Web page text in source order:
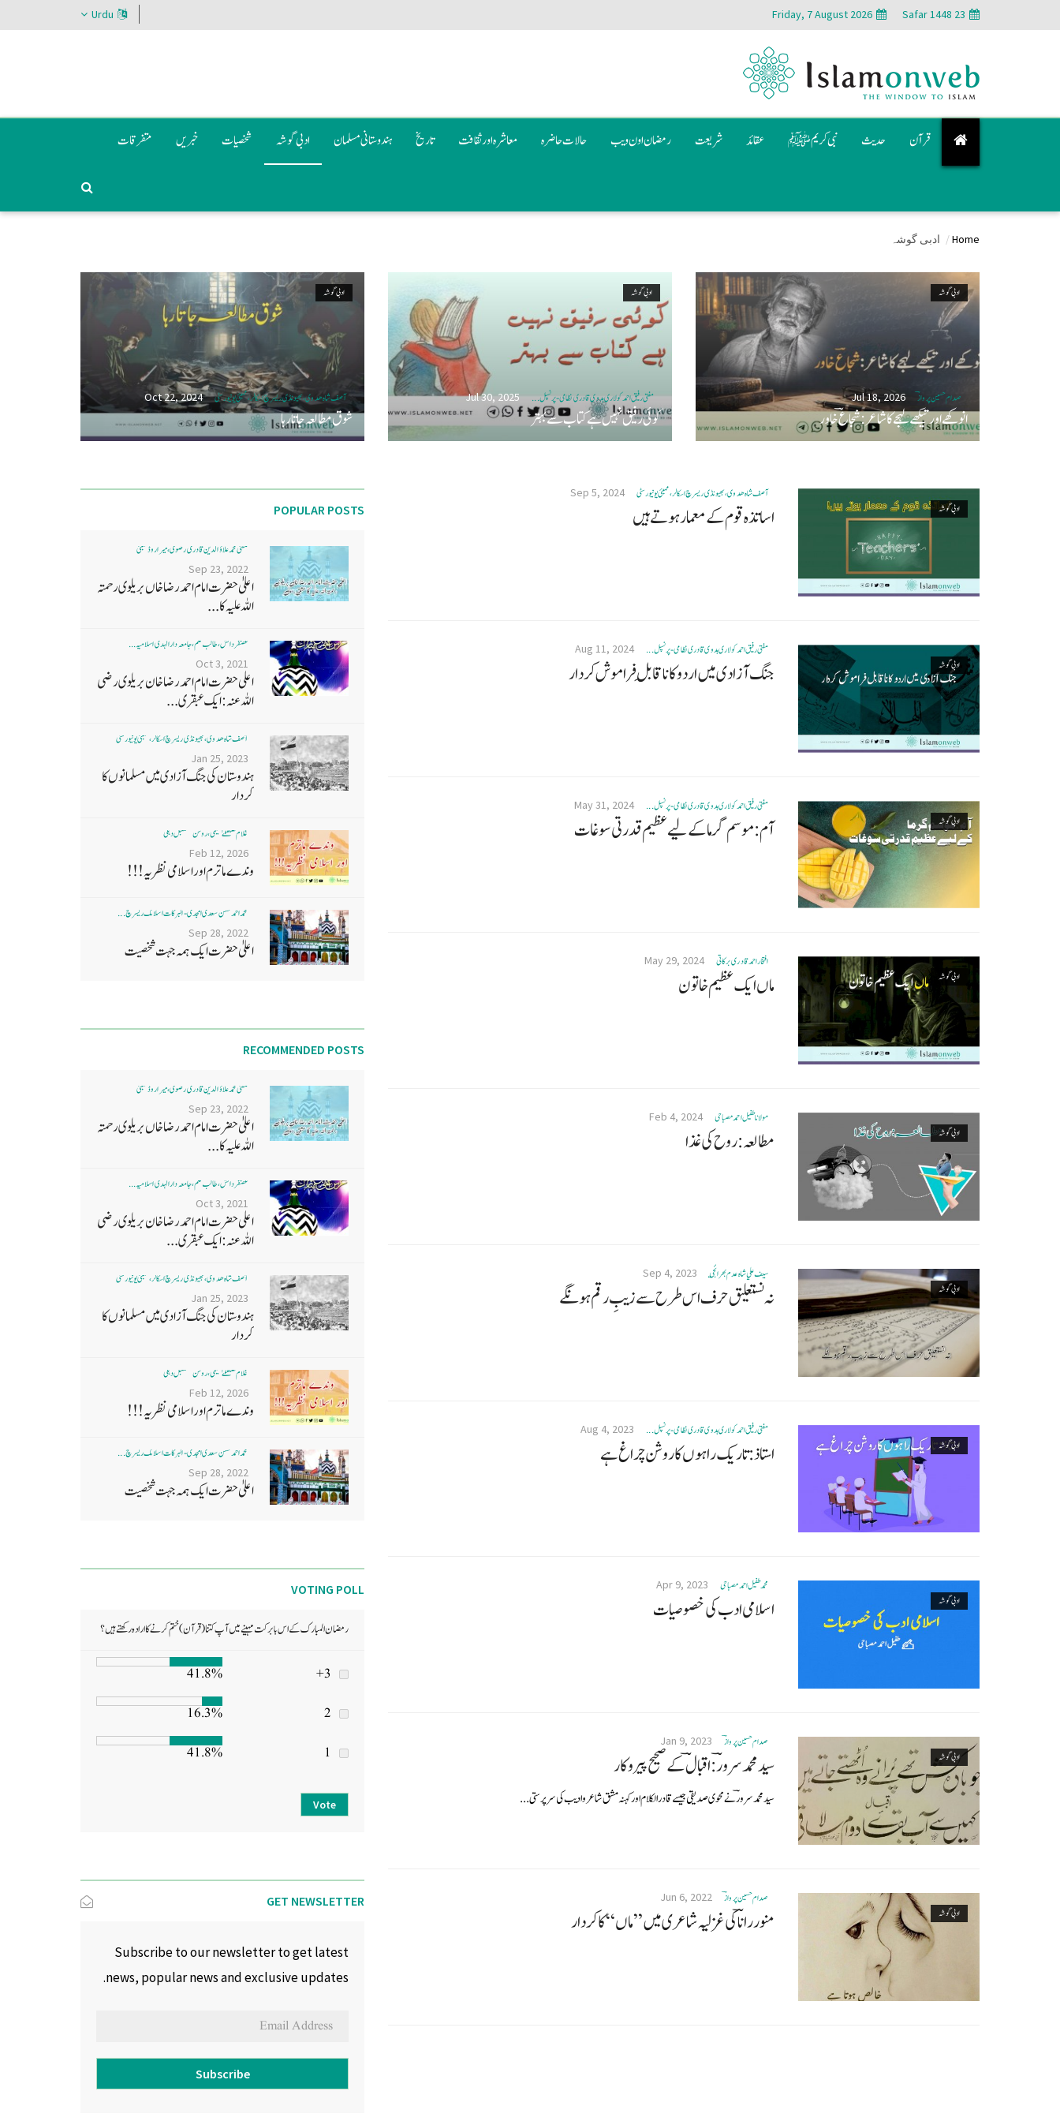
Friday, 7 August 2026 23 Safar 1448
Urdu
قرآن حدیث نبی کریم ﷺ عقائد شریعت رمضان اون ويب حالات حاضرہ معاشرہ اور ثقافت تاریخ ہندوستانی مسلمان ادبی گوشہ شخصیات خبریں متفرقات
Home ادبی گوشہ
ادبی گوشہ
صدام حسین پروازؔ Jul 18, 2026
انوکھے اور تیکھے لہجے کا شاعر: شجاعؔ خاور
ادبی گوشہ
مفتی رفیق احمد کولاری ہدوی قادری نظامی- پرنسپل ... Jul 30, 2025
کوئی رفیق نہیں ہے کتاب سے بہتر
ادبی گوشہ
آصف شاہ ھدوی، بھیونڈی ریسرچ اسکالر، ممبئی یونیورسٹی Oct 22, 2024
شوق مطالعہ جاتا رہا
ادبی گوشہ
آصف شاہ ھدوی، بھیونڈی ریسرچ اسکالر، ممبئی یونیورسٹی Sep 5, 2024
اساتذہ قوم کے معمار ہوتے ہیں
ادبی گوشہ
مفتی رفیق احمد کولاری ہدوی قادری نظامی- پرنسپل ... Aug 11, 2024
جنگ آزادی میں اردو کا ناقا بلِ فراموش کردار
ادبی گوشہ
مفتی رفیق احمد کولاری ہدوی قادری نظامی- پرنسپل ... May 31, 2024
آم :موسم گرما کے لیے عظیم قدرتی سوغات
ادبی گوشہ
افتخاراحمدقادری برکاتی May 29, 2024
ماں ایک عظیم خاتون
ادبی گوشہ
مولانا طفیل احمد مصباحی Feb 4, 2024
مطالعہ: روح کی غذا
ادبی گوشہ
سيف علي شاه عدم بهرائجي Sep 4, 2023
نہ نستعلیق حرف اس طرح سے زیبِ رقم ہونگے
ادبی گوشہ
مفتی رفیق احمد کولاری ہدوی قادری نظامی- پرنسپل ... Aug 4, 2023
استاذ: تاریک راہوں کا روشن چراغ ہے
ادبی گوشہ
محمد طفیل احمد مصباحی Apr 9, 2023
اسلامی ادب کی خصوصیات
ادبی گوشہ
صدام حسین پروازؔ Jan 9, 2023
سید محمد سرورؔ: اقبالؔ کے صحیح پیروکار
سید محمد سرورؔنے محوی صدیقی جیسے قادر الکلام اور کہنہ مشق شاعر وادیب کی سرپرستی...
ادبی گوشہ
صدام حسین پروازؔ Jun 6, 2022
منور راناؔ کی غزلیہ شاعری میں ”ماں“ کا کردار
POPULAR POSTS
مفتی محمد علاؤ الدین قادری رضوی ، میرا روڈ ممبئی
Sep 23, 2022
اعلیٰ حضرت امام احمد رضا خاں بر یلو ی رحمتہ
اللہ علیہ کا...
غضنفر دانش، طالب علم، جامعہ دارالہدی اسلامیہ ...
Oct 3, 2021
اعلی حضرت امام احمد رضا خان بریلوی رضی
اللہ عنہ: ایک عبقری...
آصف شاہ ھدوی، بھیونڈی ریسرچ اسکالر، ممبئی یونیورسٹی
Jan 25, 2023
ہندوستان کی جنگ آزادی میں مسلمانوں کا
کردار
غلام مصطفےٰ نعیمی، روشن مستقبل دہلی
Feb 12, 2026
وندے ماترم اور اسلامی نظریہ!!!
محمد احمد حسن سعدی امجدی - البرکات اسلامک ریسرچ ...
Sep 28, 2022
اعلیٰ حضرت ایک ہمہ جہت شخصیت
RECOMMENDED POSTS
مفتی محمد علاؤ الدین قادری رضوی ، میرا روڈ ممبئی
Sep 23, 2022
اعلیٰ حضرت امام احمد رضا خاں بر یلو ی رحمتہ
اللہ علیہ کا...
غضنفر دانش، طالب علم، جامعہ دارالہدی اسلامیہ ...
Oct 3, 2021
اعلی حضرت امام احمد رضا خان بریلوی رضی
اللہ عنہ: ایک عبقری...
آصف شاہ ھدوی، بھیونڈی ریسرچ اسکالر، ممبئی یونیورسٹی
Jan 25, 2023
ہندوستان کی جنگ آزادی میں مسلمانوں کا
کردار
غلام مصطفےٰ نعیمی، روشن مستقبل دہلی
Feb 12, 2026
وندے ماترم اور اسلامی نظریہ!!!
محمد احمد حسن سعدی امجدی - البرکات اسلامک ریسرچ ...
Sep 28, 2022
اعلیٰ حضرت ایک ہمہ جہت شخصیت
VOTING POLL
رمضان المبارک کے اس بابرکت مہینے میں آپ کتنا (قرآن) ختم کرنے کا ارادہ رکھتے ہیں؟
3+
41.8%
2
16.3%
1
41.8%
Vote
GET NEWSLETTER
Subscribe to our newsletter to get latest
news, popular news and exclusive updates.
Subscribe